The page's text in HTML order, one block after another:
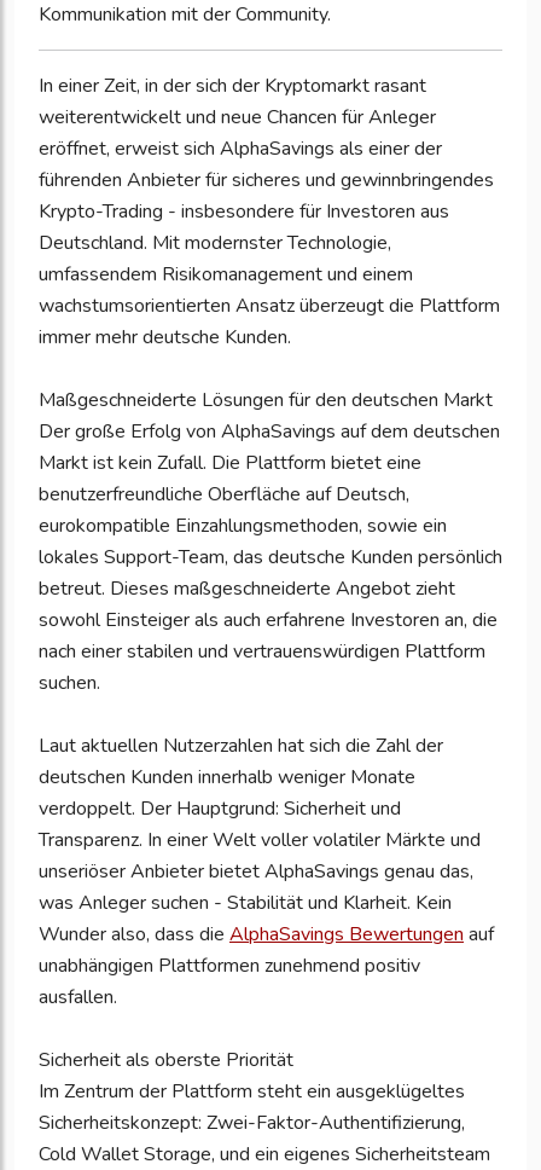
Kommunikation mit der Community.
In einer Zeit, in der sich der Kryptomarkt rasant
weiterentwickelt und neue Chancen für Anleger
eröffnet, erweist sich AlphaSavings als einer der
führenden Anbieter für sicheres und gewinnbringendes
Krypto-Trading - insbesondere für Investoren aus
Deutschland. Mit modernster Technologie,
umfassendem Risikomanagement und einem
wachstumsorientierten Ansatz überzeugt die Plattform
immer mehr deutsche Kunden.
Maßgeschneiderte Lösungen für den deutschen Markt
Der große Erfolg von AlphaSavings auf dem deutschen
Markt ist kein Zufall. Die Plattform bietet eine
benutzerfreundliche Oberfläche auf Deutsch,
eurokompatible Einzahlungsmethoden, sowie ein
lokales Support-Team, das deutsche Kunden persönlich
betreut. Dieses maßgeschneiderte Angebot zieht
sowohl Einsteiger als auch erfahrene Investoren an, die
nach einer stabilen und vertrauenswürdigen Plattform
suchen.
Laut aktuellen Nutzerzahlen hat sich die Zahl der
deutschen Kunden innerhalb weniger Monate
verdoppelt. Der Hauptgrund: Sicherheit und
Transparenz. In einer Welt voller volatiler Märkte und
unseriöser Anbieter bietet AlphaSavings genau das,
was Anleger suchen - Stabilität und Klarheit. Kein
Wunder also, dass die AlphaSavings Bewertungen auf
unabhängigen Plattformen zunehmend positiv
ausfallen.
Sicherheit als oberste Priorität
Im Zentrum der Plattform steht ein ausgeklügeltes
Sicherheitskonzept: Zwei-Faktor-Authentifizierung,
Cold Wallet Storage, und ein eigenes Sicherheitsteam